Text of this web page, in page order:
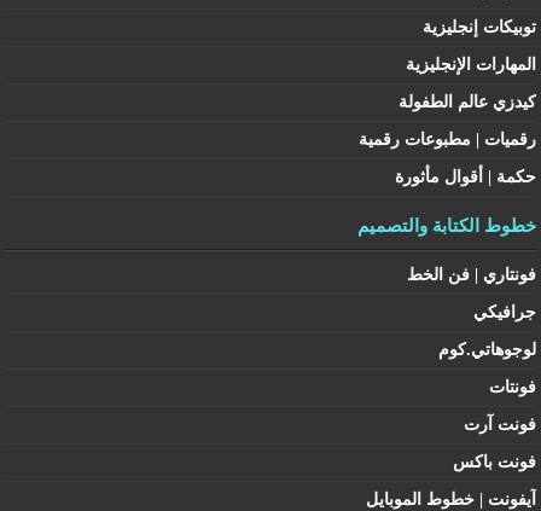
توبيكات إنجليزية
المهارات الإنجليزية
كيدزي عالم الطفولة
رقميات | مطبوعات رقمية
حكمة | أقوال مأثورة
خطوط الكتابة والتصميم
فونتاري | فن الخط
جرافيكي
لوجوهاتي.كوم
فونتات
فونت آرت
فونت باكس
آيفونت | خطوط الموبايل